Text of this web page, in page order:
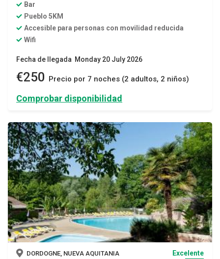
Bar
Pueblo 5KM
Accesible para personas con movilidad reducida
Wifi
Fecha de llegada Monday 20 July 2026
€250 Precio por 7 noches (2 adultos, 2 niños)
Comprobar disponibilidad
DORDOGNE, NUEVA AQUITANIA
Excelente